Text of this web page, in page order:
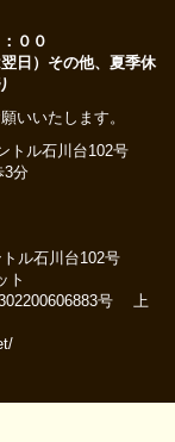
００
日）その他、夏季休
いいたします。
ル石川台102号
3分
ル石川台102号
ト
号 上